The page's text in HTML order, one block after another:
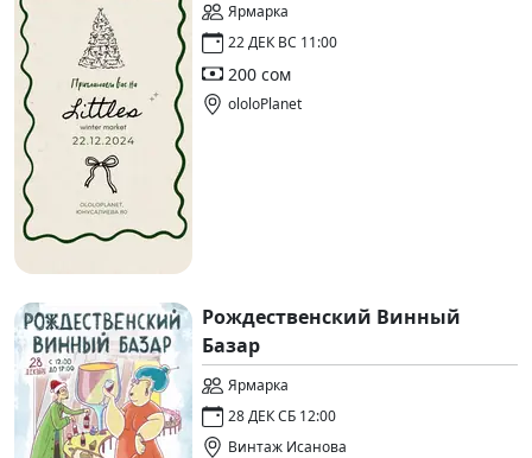
Ярмарка
22 ДЕК ВС 11:00
200 сом
ololoPlanet
Рождественский Винный
Базар
Ярмарка
28 ДЕК СБ 12:00
Винтаж Исанова